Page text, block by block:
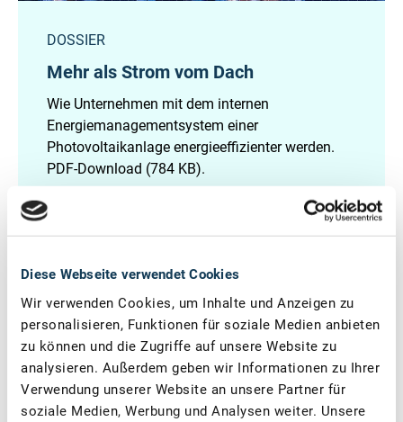
Diese Webseite verwendet Cookies
Wir verwenden Cookies, um Inhalte und Anzeigen zu
personalisieren, Funktionen für soziale Medien anbieten
zu können und die Zugriffe auf unsere Website zu
analysieren. Außerdem geben wir Informationen zu Ihrer
Verwendung unserer Website an unsere Partner für
soziale Medien, Werbung und Analysen weiter. Unsere
DOSSIER
Mehr als Strom vom Dach
Wie Unternehmen mit dem internen
Energiemanagementsystem einer
Photovoltaikanlage energieeffizienter werden.
PDF-Download (784 KB).
zum Download
Förderwegweiser
Erhalten Sie einen Überblick über die verfügbaren